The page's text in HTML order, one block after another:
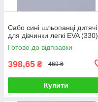
Сабо сині шльопанці дитячі
для дівчинки легкі EVA (330)
Готово до відправки
398,65 ₴ 469 ₴
Купити